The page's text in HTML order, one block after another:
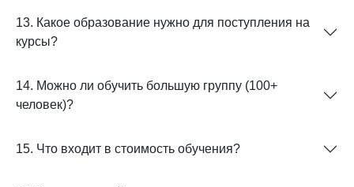
13. Какое образование нужно для поступления на
курсы?
14. Можно ли обучить большую группу (100+
человек)?
15. Что входит в стоимость обучения?